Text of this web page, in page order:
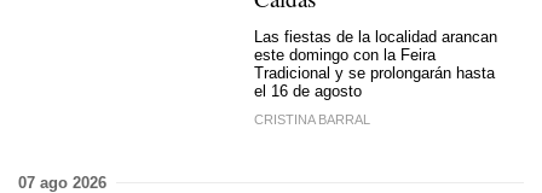
Las fiestas de la localidad arancan
este domingo con la Feira
Tradicional y se prolongarán hasta
el 16 de agosto
CRISTINA BARRAL
07 ago 2026